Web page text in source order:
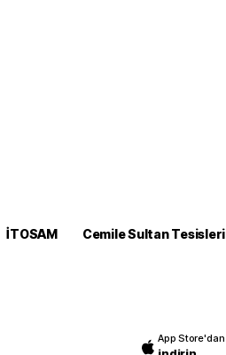
İTOSAM Cemile Sultan Tesisleri
App Store'dan